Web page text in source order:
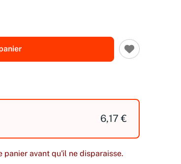
6,17 €
panier avant qu'il ne disparaisse.